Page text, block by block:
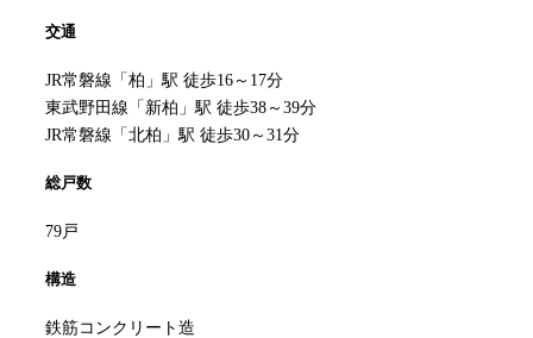
交通
JR常磐線「柏」駅 徒歩16～17分
東武野田線「新柏」駅 徒歩38～39分
JR常磐線「北柏」駅 徒歩30～31分
総戸数
79戸
構造
鉄筋コンクリート造